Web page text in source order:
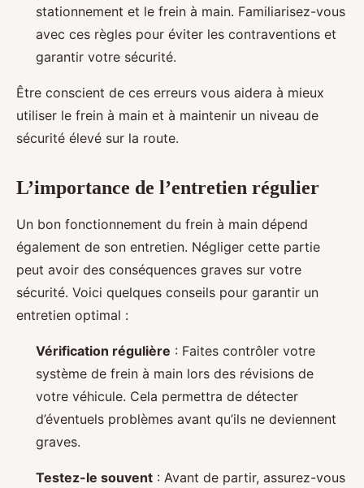
stationnement et le frein à main. Familiarisez-vous
avec ces règles pour éviter les contraventions et
garantir votre sécurité.
Être conscient de ces erreurs vous aidera à mieux
utiliser le frein à main et à maintenir un niveau de
sécurité élevé sur la route.
L’importance de l’entretien régulier
Un bon fonctionnement du frein à main dépend
également de son entretien. Négliger cette partie
peut avoir des conséquences graves sur votre
sécurité. Voici quelques conseils pour garantir un
entretien optimal :
Vérification régulière : Faites contrôler votre
système de frein à main lors des révisions de
votre véhicule. Cela permettra de détecter
d’éventuels problèmes avant qu’ils ne deviennent
graves.
Testez-le souvent : Avant de partir, assurez-vous